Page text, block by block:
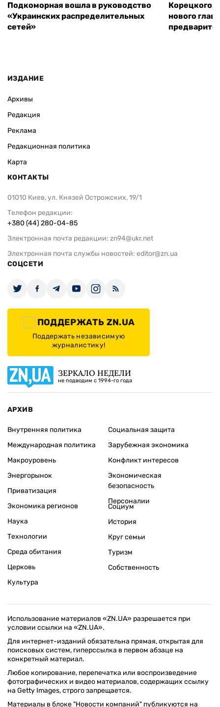
Подкоморная вошла в руководство
«Украинских распределительных
сетей»
Корецкого,
нового
ИЗДАНИЕ
Архивы
Редакция
Реклама
Редакционная политика
Карта
КОНТАКТЫ
01010 Киев, ул. Князей Острожских, 19/1
Телефон редакции:
+380 (44) 280-04-85
Электронная почта редакции: zn94@ukr.net
Электронная почта службы новостей: editor@zn.ua
СОЦСЕТИ
ПОДДЕРЖАТЬ ZN.UA
Поддержать независимую
журналистику!
ЗЕРКАЛО НЕДЕЛИ
не подводим с 1994-го года
АРХИВ
Внутренняя политика
Международная политика
Макроуровень
Энергорынок
Приватизация
Экономика регионов
Социальная защита
Зарубежная экономика
Конфликт интересов
Экономическая
безопасность
Персоналии
Наука
Технологии
Среда обитания
Церковь
Культура
Социум
История
Круг семьи
Туризм
Собственность
Использование материалов «ZN.UA» разрешается при
условии ссылки на «ZN.UA».
Для интернет-изданий обязательна прямая, открытая для
поисковых систем, гиперссылка в первом абзаце на
конкретный материал.
Любое копирование, перепечатка или воспроизведение
фотографических и видео материалов, содержащих ссылку
на Getty Images, строго запрещается.
Материалы в блоке "Новости компаний" публикуются на